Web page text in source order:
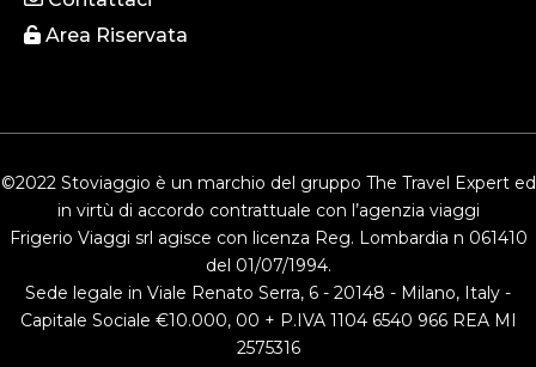
Area Riservata
©2022 Stoviaggio è un marchio del gruppo The Travel Expert ed
in virtù di accordo contrattuale con l’agenzia viaggi
Frigerio Viaggi srl agisce con licenza Reg. Lombardia n 061410
del 01/07/1994.
Sede legale in Viale Renato Serra, 6 - 20148 - Milano, Italy -
Capitale Sociale €10.000, 00 + P.IVA 1104 6540 966 REA MI
2575316